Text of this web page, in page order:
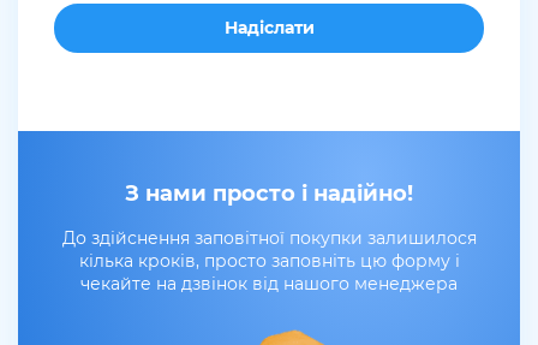
З нами просто і надійно!
До здійснення заповітної покупки залишилося
кілька кроків, просто заповніть цю форму і
чекайте на дзвінок від нашого менеджера